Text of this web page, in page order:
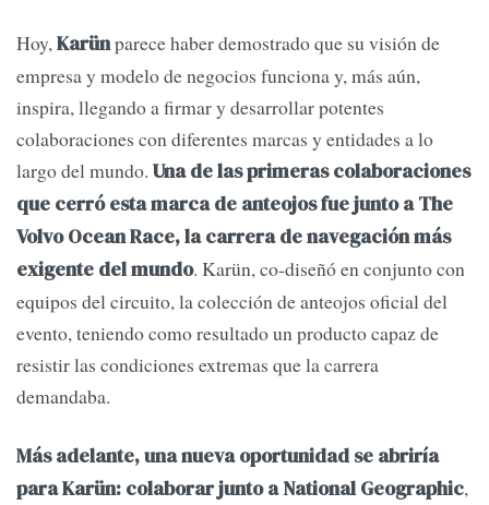
Hoy,Karünparece haber demostrado que su visión de
empresa y modelo de negocios funciona y, más aún,
inspira, llegando a firmar y desarrollar potentes
colaboraciones con diferentes marcas y entidades a lo
largo del mundo. Una de las primeras colaboraciones
que cerró esta marca de anteojos fue junto a The
Volvo Ocean Race, la carrera de navegación más
exigente del mundo. Karün, co-diseñó en conjunto con
equipos del circuito, la colección de anteojos oficial del
evento, teniendo como resultado un producto capaz de
resistir las condiciones extremas que la carrera
demandaba.
Más adelante, una nueva oportunidad se abriría
para Karün: colaborar junto a National Geographic,